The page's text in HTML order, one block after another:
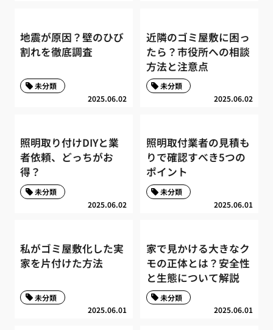
地震が原因？壁のひび
割れを徹底調査
2025.06.02
未分類
近隣のゴミ屋敷に困っ
たら？市役所への相談
方法と注意点
2025.06.02
未分類
照明取り付けDIYと業
者依頼、どっちがお
得？
2025.06.02
未分類
照明取付業者の見積も
りで確認すべき5つの
ポイント
2025.06.01
未分類
私がゴミ屋敷化した実
家を片付けた方法
2025.06.01
未分類
家で見かける大きなク
モの正体とは？安全性
と生態について解説
2025.06.01
未分類